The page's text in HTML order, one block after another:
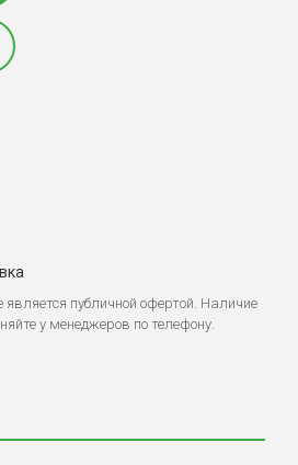
публичной офертой. Наличие
у менеджеров по телефону.